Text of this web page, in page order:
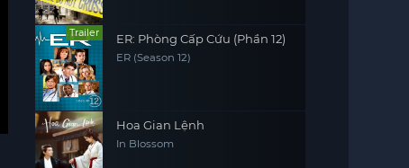
Trailer ER: Phòng Cấp Cứu (Phần 12)
ER (Season 12)
Hoa Gian Lệnh
In Blossom